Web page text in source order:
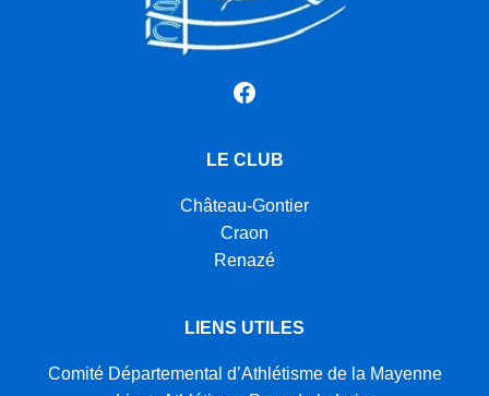
Facebook
LE CLUB
Château-Gontier
Craon
Renazé
LIENS UTILES
Comité Départemental d’Athlétisme de la Mayenne